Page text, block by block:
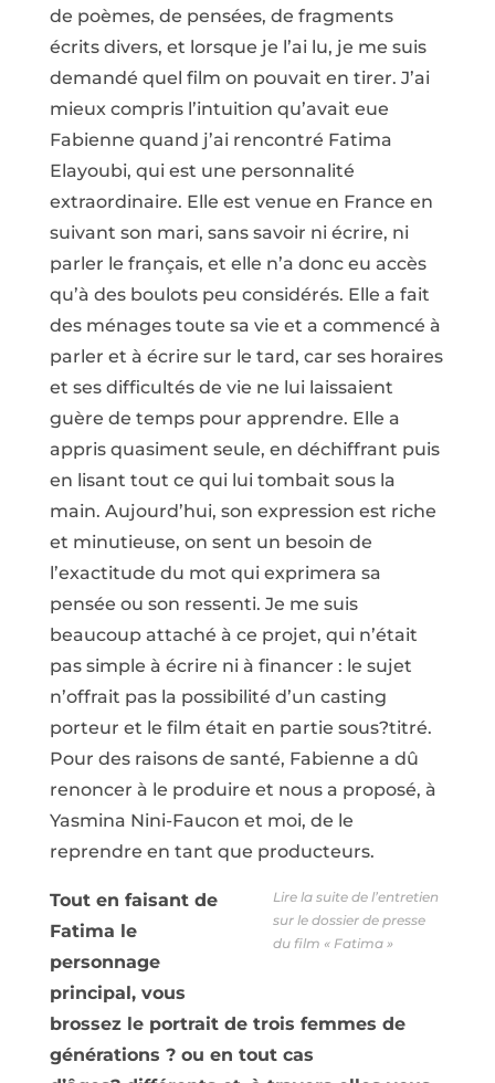
de poèmes, de pensées, de fragments
écrits divers, et lorsque je l’ai lu, je me suis
demandé quel film on pouvait en tirer. J’ai
mieux compris l’intuition qu’avait eue
Fabienne quand j’ai rencontré Fatima
Elayoubi, qui est une personnalité
extraordinaire. Elle est venue en France en
suivant son mari, sans savoir ni écrire, ni
parler le français, et elle n’a donc eu accès
qu’à des boulots peu considérés. Elle a fait
des ménages toute sa vie et a commencé à
parler et à écrire sur le tard, car ses horaires
et ses difficultés de vie ne lui laissaient
guère de temps pour apprendre. Elle a
appris quasiment seule, en déchiffrant puis
en lisant tout ce qui lui tombait sous la
main. Aujourd’hui, son expression est riche
et minutieuse, on sent un besoin de
l’exactitude du mot qui exprimera sa
pensée ou son ressenti. Je me suis
beaucoup attaché à ce projet, qui n’était
pas simple à écrire ni à financer : le sujet
n’offrait pas la possibilité d’un casting
porteur et le film était en partie sous?titré.
Pour des raisons de santé, Fabienne a dû
renoncer à le produire et nous a proposé, à
Yasmina Nini-Faucon et moi, de le
reprendre en tant que producteurs.
Lire la suite de l’entretien
sur le dossier de presse
du film « Fatima »
Tout en faisant de
Fatima le
personnage
principal, vous
brossez le portrait de trois femmes de
générations ? ou en tout cas